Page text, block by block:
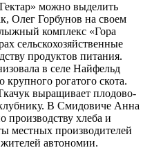
можно выделить
Олег Горбунов на своем
комплекс «Гора
сельскохозяйственные
продуктов питания.
в селе Найфельд
рогатого скота.
выращивает плодово-
В Смидовиче Анна
производству хлеба и
местных производителей
автономии.